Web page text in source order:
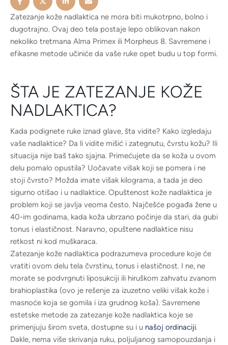
Zatezanje kože nadlaktica ne mora biti mukotrpno, bolno i
dugotrajno. Ovaj deo tela postaje lepo oblikovan nakon
nekoliko tretmana Alma Primex ili Morpheus 8. Savremene i
efikasne metode učiniće da vaše ruke opet budu u top formi.
ŠTA JE ZATEZANJE KOŽE
NADLAKTICA?
Kada podignete ruke iznad glave, šta vidite? Kako izgledaju
vaše nadlaktice? Da li vidite mišić i zategnutu, čvrstu kožu? Ili
situacija nije baš tako sjajna. Primećujete da se koža u ovom
delu pomalo opustila? Uočavate višak koji se pomera i ne
stoji čvrsto? Možda imate višak kilograma, a tada je deo
sigurno otišao i u nadlaktice. Opuštenost kože nadlaktica je
problem koji se javlja veoma često. Najčešće pogađa žene u
40-im godinama, kada koža ubrzano počinje da stari, da gubi
tonus i elastičnost. Naravno, opuštene nadlaktice nisu
retkost ni kod muškaraca.
Zatezanje kože nadlaktica podrazumeva procedure koje će
vratiti ovom delu tela čvrstinu, tonus i elastičnost. I ne, ne
morate se podvrgnuti liposukciji ili hiruškom zahvatu zvanom
brahioplastika (ovo je rešenje za izuzetno veliki višak kože i
masnoće koja se gomila i iza grudnog koša). Savremene
estetske metode za zatezanje kože nadlaktica koje se
primenjuju širom sveta, dostupne su i u našoj ordinaciji.
Dakle, nema više skrivanja ruku, poljuljanog samopouzdanja i